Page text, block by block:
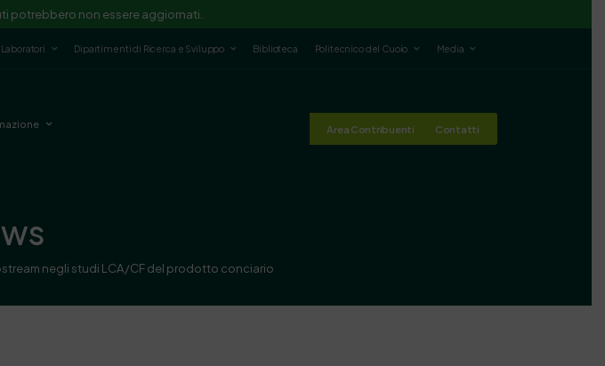
potrebbero non essere aggiornati.
Laboratori Dipartimenti di Ricerca e Sviluppo Biblioteca Politecnico del Cuoio Media
Area Contribuenti Contatti
negli studi LCA/CF del prodotto conciario